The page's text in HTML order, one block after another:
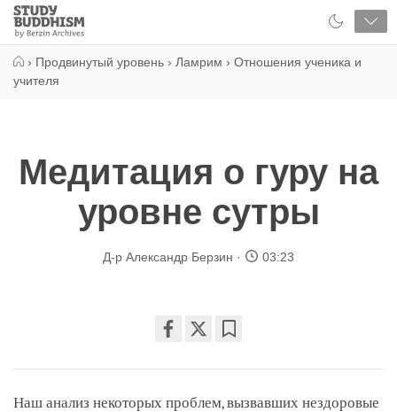
Close
Study
Buddhism
› Продвинутый уровень › Ламрим › Отношения ученика и
учителя
Медитация о гуру на
уровне сутры
Д-р Александр Берзин 03:23
on
facebook
Наш анализ некоторых проблем, вызвавших нездоровые